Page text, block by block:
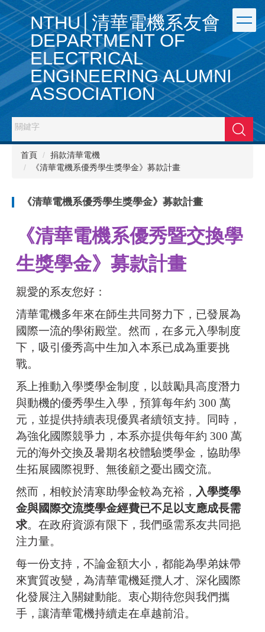
跳
到
主
要
內
容
區
NTHU│清華電機系友會
DEPARTMENT OF
ELECTRICAL
ENGINEERING ALUMNI
ASSOCIATION
搜尋
首頁
捐款清華電機
《清華電機系優秀學生獎學金》募款計畫
《清華電機系優秀學生獎學金》募款計畫
《清華電機系優秀暨交換學
生獎學金》募款計畫
親愛的系友您好：
清華電機多年來在師生共同努力下，已發展為
國際一流的學術殿堂。然而，在多元入學制度
下，吸引優秀高中生加入本系已成為重要挑
戰。
系上推動入學獎學金制度，以鼓勵具高度潛力
與動機的優秀學生入學，預算每年約 300 萬
元，並提供持續表現優異者續領支持。同時，
為強化國際競爭力，本系亦提供每年約 300 萬
元的海外交換及暑期名校體驗獎學金，協助學
生拓展國際視野、無後顧之憂出國交流。
然而，相較於清寒助學金較為充裕， 入學獎學
金與國際交流獎學金經費已不足以支應成長需
求。在政府資源有限下，我們亟需系友共同挹
注力量。
每一份支持，不論金額大小，都能為學弟妹帶
來實質改變，為清華電機延攬人才、深化國際
化發展注入關鍵動能。衷心期待您與我們攜
手，讓清華電機持續走在卓越前沿。